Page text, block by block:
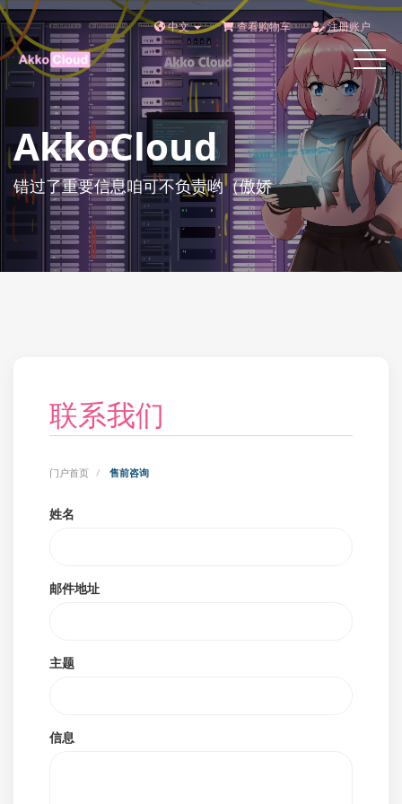
中文 查看购物车 注册账户
Toggle
AkkoCloud
错过了重要信息咱可不负责哟（傲娇
联系我们
门户首页 售前咨询
姓名
邮件地址
主题
信息